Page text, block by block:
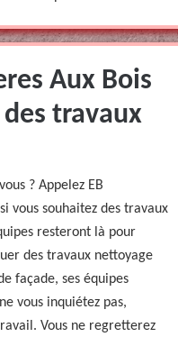
Aux Bois
travaux
? Appelez EB
vous souhaitez des travaux
resteront là pour
des travaux nettoyage
façade, ses équipes
vous inquiétez pas,
Vous ne regretterez